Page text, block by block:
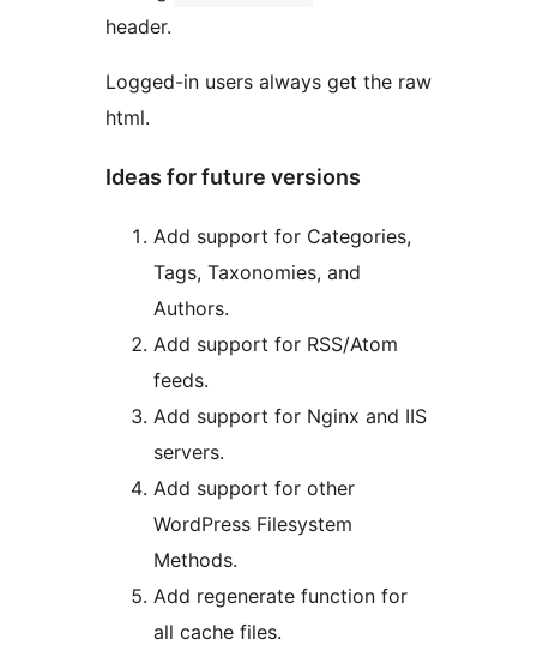
header.
Logged-in users always get the raw
html.
Ideas for future versions
Add support for Categories,
Tags, Taxonomies, and
Authors.
Add support for RSS/Atom
feeds.
Add support for Nginx and IIS
servers.
Add support for other
WordPress Filesystem
Methods.
Add regenerate function for
all cache files.